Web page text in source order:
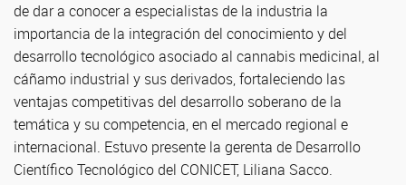
de dar a conocer a especialistas de la industria la
importancia de la integración del conocimiento y del
desarrollo tecnológico asociado al cannabis medicinal, al
cáñamo industrial y sus derivados, fortaleciendo las
ventajas competitivas del desarrollo soberano de la
temática y su competencia, en el mercado regional e
internacional. Estuvo presente la gerenta de Desarrollo
Científico Tecnológico del CONICET, Liliana Sacco.